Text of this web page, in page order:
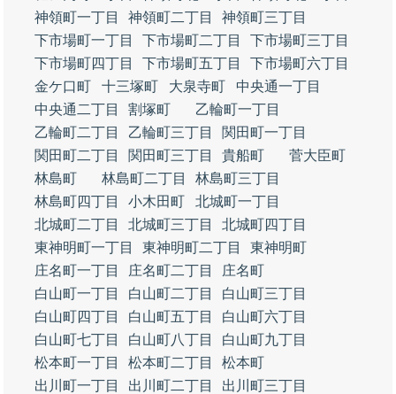
神領町一丁目
神領町二丁目
神領町三丁目
下市場町一丁目
下市場町二丁目
下市場町三丁目
下市場町四丁目
下市場町五丁目
下市場町六丁目
金ケ口町
十三塚町 大泉寺町
中央通一丁目
中央通二丁目
割塚町
乙輪町一丁目
乙輪町二丁目
乙輪町三丁目
関田町一丁目
関田町二丁目
関田町三丁目 貴船町
菅大臣町
林島町
林島町二丁目
林島町三丁目
林島町四丁目
小木田町
北城町一丁目
北城町二丁目
北城町三丁目
北城町四丁目
東神明町一丁目
東神明町二丁目
東神明町
庄名町一丁目
庄名町二丁目
庄名町
白山町一丁目
白山町二丁目
白山町三丁目
白山町四丁目
白山町五丁目
白山町六丁目
白山町七丁目
白山町八丁目
白山町九丁目
松本町一丁目
松本町二丁目
松本町
出川町一丁目
出川町二丁目
出川町三丁目